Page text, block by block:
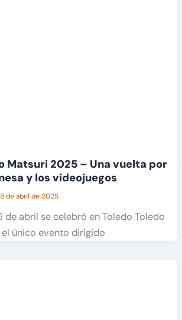
Matsuri 2025 – Una vuelta por
y los videojuegos
8 de abril de 2025
de abril se celebró en Toledo Toledo
único evento dirigido